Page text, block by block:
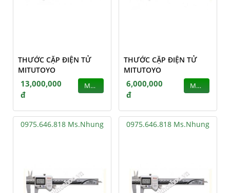
THƯỚC CẶP ĐIỆN TỬ
MITUTOYO
13,000,000
đ
MUA
THƯỚC CẶP ĐIỆN TỬ
MITUTOYO
6,000,000
đ
MUA
0975.646.818 Ms.Nhung 0975.646.818 Ms.Nhung